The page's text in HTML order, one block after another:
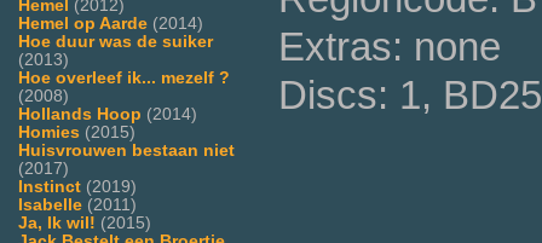
Hemel (2012)
Hemel op Aarde (2014)
Hoe duur was de suiker
(2013)
Hoe overleef ik... mezelf ?
(2008)
Hollands Hoop (2014)
Homies (2015)
Huisvrouwen bestaan niet
(2017)
Instinct (2019)
Isabelle (2011)
Ja, Ik wil! (2015)
Extras: none
Discs: 1, BD25